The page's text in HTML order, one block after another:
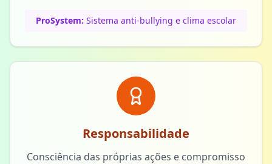
ProSystem: Sistema anti-bullying e clima escolar
Responsabilidade
Consciência das próprias ações e compromisso